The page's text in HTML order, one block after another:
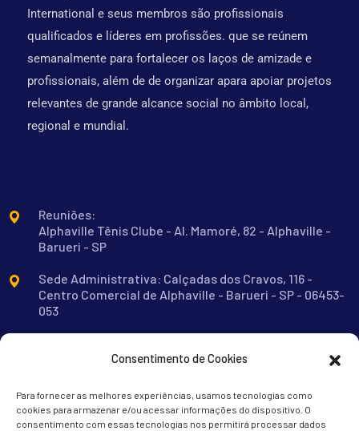
Consentimento de Cookies
Para fornecer as melhores experiências, usamos tecnologias como
cookies para armazenar e/ou acessar informações do dispositivo. O
consentimento com essas tecnologias nos permitirá processar dados
International e seus membros são profissionais
qualificados e líderes em profissões. que se reúnem
semanalmente para fortalecer os laços de amizade e
profissionais, além de de organizar apara apoiar projetos
relevantes de grande alcance social no âmbito local,
regional e mundial.
Reuniões:
Alphaville Tênis Clube - Al. Mamoré, 82 - Alphaville -
Barueri - SP
Sede Administrativa: Calçadas dos Cravos, 116 -
Centro Comercial de Alphaville - Barueri - SP - 06453-
053